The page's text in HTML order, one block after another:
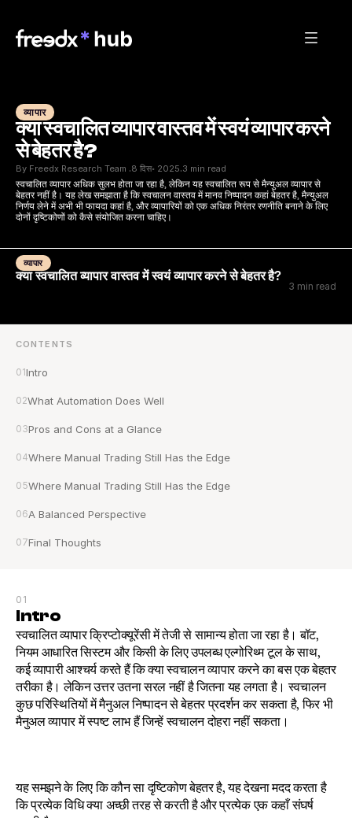
व्यापार
क्या स्वचालित व्यापार वास्तव में स्वयं व्यापार करने
से बेहतर है?
By Freedx Research Team ·8 दिस॰ 2025·3 min read
स्वचालित व्यापार अधिक सुलभ होता जा रहा है, लेकिन यह स्वचालित रूप से मैन्युअल व्यापार से
बेहतर नहीं है। यह लेख समझाता है कि स्वचालन वास्तव में मानव निष्पादन कहां बेहतर है, मैन्युअल
निर्णय लेने में अभी भी फायदा कहां है, और व्यापारियों को एक अधिक निरंतर रणनीति बनाने के लिए
दोनों दृष्टिकोणों को कैसे संयोजित करना चाहिए।
व्यापार
क्या स्वचालित व्यापार वास्तव में स्वयं व्यापार करने से बेहतर है?
3 min read
CONTENTS
01Intro
02What Automation Does Well
03Pros and Cons at a Glance
04Where Manual Trading Still Has the Edge
05Where Manual Trading Still Has the Edge
06A Balanced Perspective
07Final Thoughts
01
Intro
स्वचालित व्यापार क्रिप्टोक्यूरेंसी में तेजी से सामान्य होता जा रहा है। बॉट,
नियम आधारित सिस्टम और किसी के लिए उपलब्ध एल्गोरिथ्म टूल के साथ,
कई व्यापारी आश्चर्य करते हैं कि क्या स्वचालन व्यापार करने का बस एक बेहतर
तरीका है। लेकिन उत्तर उतना सरल नहीं है जितना यह लगता है। स्वचालन
कुछ परिस्थितियों में मैनुअल निष्पादन से बेहतर प्रदर्शन कर सकता है, फिर भी
मैनुअल व्यापार में स्पष्ट लाभ हैं जिन्हें स्वचालन दोहरा नहीं सकता।
यह समझने के लिए कि कौन सा दृष्टिकोण बेहतर है, यह देखना मदद करता है
कि प्रत्येक विधि क्या अच्छी तरह से करती है और प्रत्येक एक कहाँ संघर्ष